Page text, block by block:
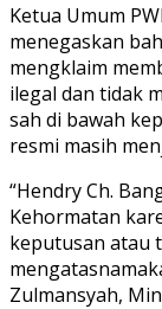
Ketua Umum
menegaskan
mengklaim
ilegal dan tidak
sah di bawah
resmi masih
“Hendry Ch.
Kehormatan
keputusan atau
Zulmansyah,